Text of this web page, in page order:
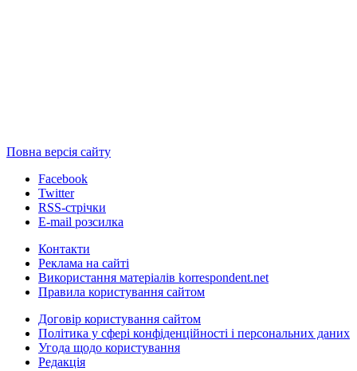
Повна версія сайту
Facebook
Twitter
RSS-стрічки
E-mail розсилка
Контакти
Реклама на сайті
Використання матеріалів korrespondent.net
Правила користування сайтом
Договір користування сайтом
Політика у сфері конфіденційності і персональних даних
Угода щодо користування
Редакція